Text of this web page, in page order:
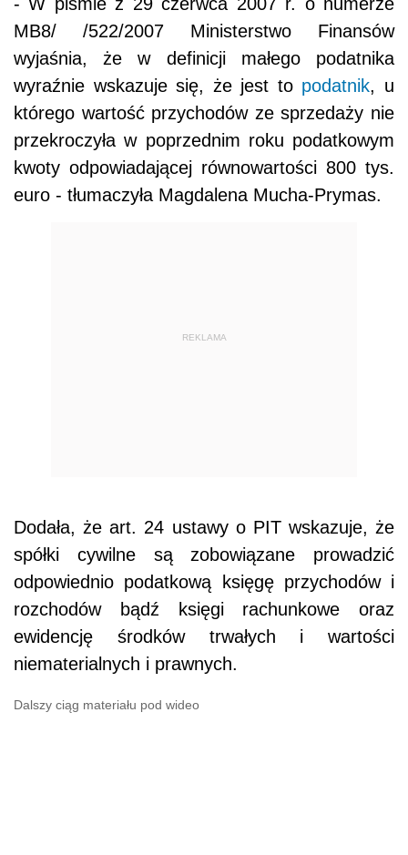
MB8/ /522/2007 Ministerstwo Finansów
wyjaśnia, że w definicji małego podatnika
wyraźnie wskazuje się, że jest to podatnik, u
którego wartość przychodów ze sprzedaży nie
przekroczyła w poprzednim roku podatkowym
kwoty odpowiadającej równowartości 800 tys.
euro - tłumaczyła Magdalena Mucha-Prymas.
REKLAMA
Dodała, że art. 24 ustawy o PIT wskazuje, że
spółki cywilne są zobowiązane prowadzić
odpowiednio podatkową księgę przychodów i
rozchodów bądź księgi rachunkowe oraz
ewidencję środków trwałych i wartości
niematerialnych i prawnych.
Dalszy ciąg materiału pod wideo